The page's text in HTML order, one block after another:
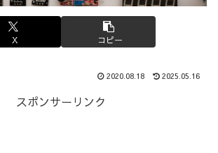
X コピー
2020.08.18 2025.05.16
スポンサーリンク